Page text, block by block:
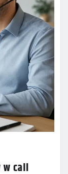
w call